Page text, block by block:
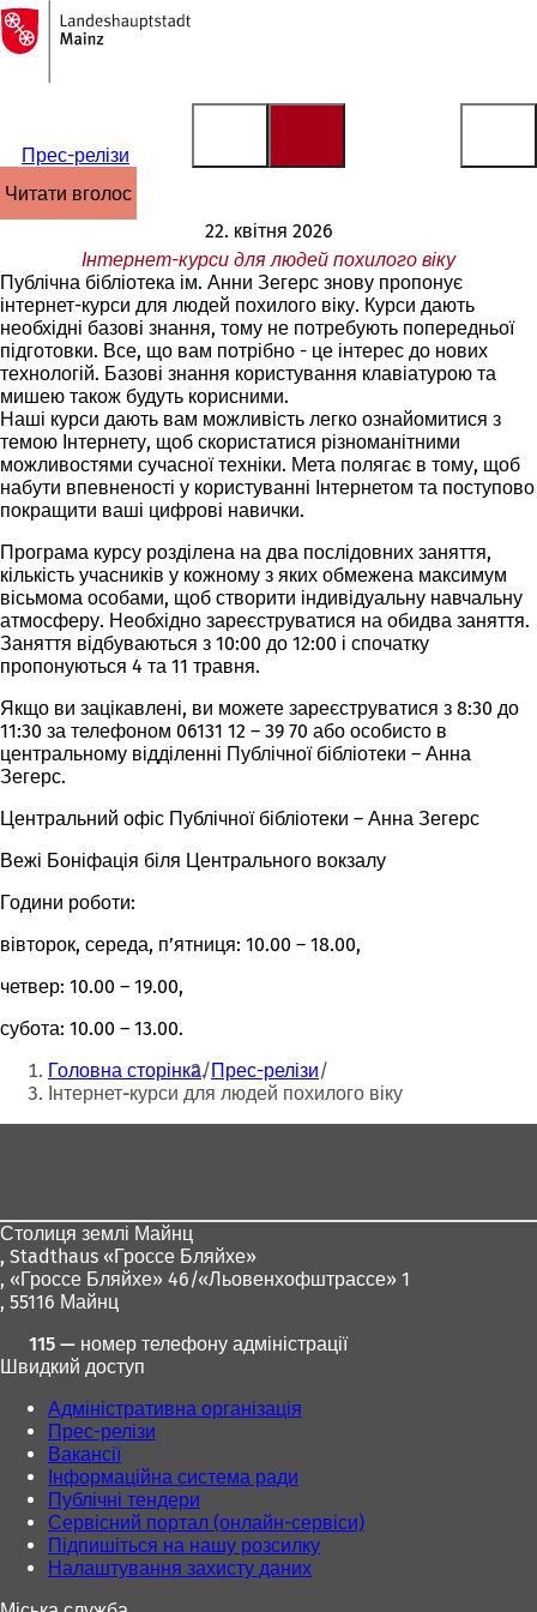
Перейти до змісту
На
головну
сторінку
Прес-релізи
читати вголос
22. квітня 2026
Інтернет-курси для людей похилого віку
Публічна бібліотека ім. Анни Зегерс знову пропонує
інтернет-курси для людей похилого віку. Курси дають
необхідні базові знання, тому не потребують попередньої
підготовки. Все, що вам потрібно - це інтерес до нових
технологій. Базові знання користування клавіатурою та
мишею також будуть корисними.
Наші курси дають вам можливість легко ознайомитися з
темою Інтернету, щоб скористатися різноманітними
можливостями сучасної техніки. Мета полягає в тому, щоб
набути впевненості у користуванні Інтернетом та поступово
покращити ваші цифрові навички.
Програма курсу розділена на два послідовних заняття,
кількість учасників у кожному з яких обмежена максимум
вісьмома особами, щоб створити індивідуальну навчальну
атмосферу. Необхідно зареєструватися на обидва заняття.
Заняття відбуваються з 10:00 до 12:00 і спочатку
пропонуються 4 та 11 травня.
Якщо ви зацікавлені, ви можете зареєструватися з 8:30 до
11:30 за телефоном 06131 12 – 39 70 або особисто в
центральному відділенні Публічної бібліотеки – Анна
Зегерс.
Центральний офіс Публічної бібліотеки – Анна Зегерс
Вежі Боніфація біля Центрального вокзалу
Години роботи:
вівторок, середа, п’ятниця: 10.00 – 18.00,
четвер: 10.00 – 19.00,
субота: 10.00 – 13.00.
Ти
тут:
Головна сторінка Прес-релізи
Інтернет-курси для людей похилого віку
Столиця землі Майнц
, Stadthaus «Гроссе Бляйхе»
, «Гроссе Бляйхе» 46/«Льовенхофштрассе» 1
, 55116 Майнц
115 — номер телефону адміністрації
Швидкий доступ
Адміністративна організація
Прес-релізи
Вакансії
Інформаційна система ради
Публічні тендери
Сервісний портал (онлайн-сервіси)
Підпишіться на нашу розсилку
Налаштування захисту даних